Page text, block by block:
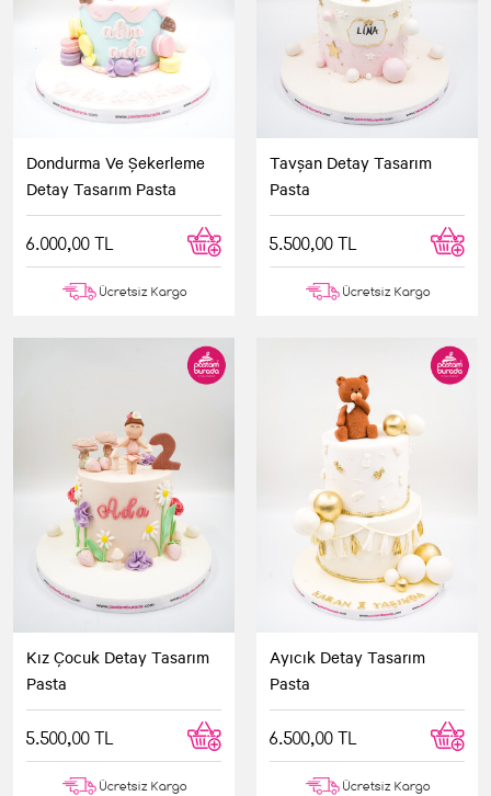
Dondurma Ve Şekerleme
Detay Tasarım Pasta
6.000,00 TL
Ücretsiz Kargo
Tavşan Detay Tasarım
Pasta
5.500,00 TL
Ücretsiz Kargo
Kız Çocuk Detay Tasarım
Pasta
5.500,00 TL
Ücretsiz Kargo
Ayıcık Detay Tasarım
Pasta
6.500,00 TL
Ücretsiz Kargo